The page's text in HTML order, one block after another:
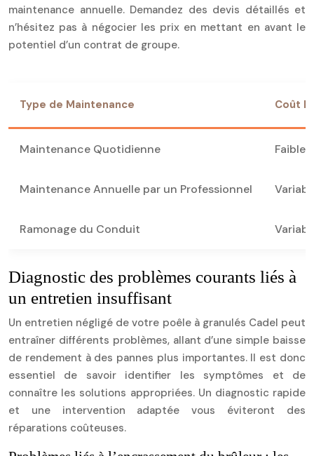
maintenance annuelle. Demandez des devis détaillés et
n’hésitez pas à négocier les prix en mettant en avant le
potentiel d’un contrat de groupe.
Type de Maintenance Coût
Maintenance Quotidienne Faible
Maintenance Annuelle par un Professionnel
Ramonage du Conduit
Diagnostic des problèmes courants liés à
un entretien insuffisant
Un entretien négligé de votre poêle à granulés Cadel peut
entraîner différents problèmes, allant d’une simple baisse
de rendement à des pannes plus importantes. Il est donc
essentiel de savoir identifier les symptômes et de
connaître les solutions appropriées. Un diagnostic rapide
et une intervention adaptée vous éviteront des
réparations coûteuses.